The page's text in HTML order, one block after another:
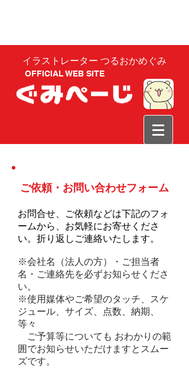
イラストレーター つるおかめぐみ
OFFICIAL WEB SITE
ご依頼・お問い合わせフォーム
お問合せ、ご依頼などは下記のフォ
ームから、お気軽にお寄せくださ
い。 折り返しご連絡いたします。
※会社名（法人の方）・ご担当者
名・ご連絡先を必ずお知らせくださ
い。
※使用媒体やご希望のタッチ、スケ
ジュール、サイズ、点数、納期、
等々
ご予算等についても おわかりの範
囲でお知らせいただけますとスムー
ズです。